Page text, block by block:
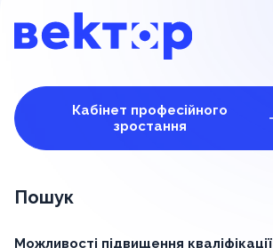
Кабінет професійного
зростання
Пошук
Можливості підвищення кваліфікації